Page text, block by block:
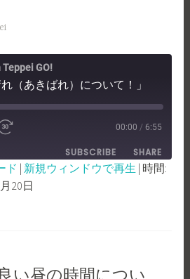
GO!
（あきばれ）について！」
FAST
FORWARD
30
00:00 / 6:55
SUBSCRIBE SHARE
ド | 新規ウィンドウで再生 | 時間:
20日